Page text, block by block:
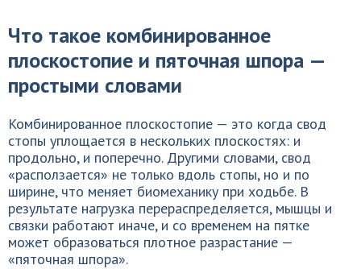
Что такое комбинированное
плоскостопие и пяточная шпора —
простыми словами
Комбинированное плоскостопие — это когда свод
стопы уплощается в нескольких плоскостях: и
продольно, и поперечно. Другими словами, свод
«расползается» не только вдоль стопы, но и по
ширине, что меняет биомеханику при ходьбе. В
результате нагрузка перераспределяется, мышцы и
связки работают иначе, и со временем на пятке
может образоваться плотное разрастание —
«пяточная шпора».